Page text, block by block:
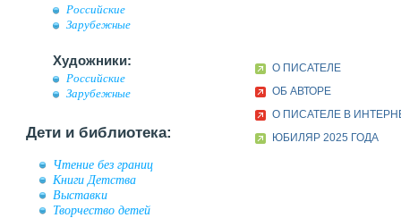
Российские
Зарубежные
Художники:
Российские
Зарубежные
Дети и библиотека:
Чтение без границ
Книги Детства
Выставки
Творчество детей
О ПИСАТЕЛЕ
ОБ АВТОРЕ
О ПИСАТЕЛЕ В
ЮБИЛЯР 2025 ГОДА